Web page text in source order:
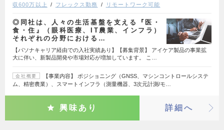
収600万以上
フレックス勤務 リモートワーク可能
◎同社は、人々の生活基盤を支える『医・
食・住』（眼科医療、IT農業、インフラ）
それぞれの分野における…
【パソナキャリア経由での入社実績あり】【募集背景】 アイケア製品の事業拡
大に伴い、新製品開発や市場対応が増加しています。 こ…
会社概要
【事業内容】 ポジショニング（GNSS、マシンコントロールシステ
ム、精密農業）、スマートインフラ（測量機器、3次元計測/モ…
興味あり 詳細へ